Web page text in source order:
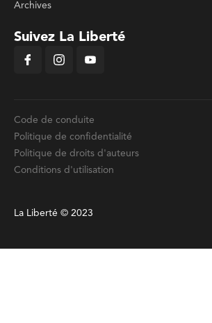
Archives
Suivez La Liberté
Code de conduite
Politique de confidentialité
Politique de droits d'auteurs
Conditions d'utilisation
La Liberté © 2023